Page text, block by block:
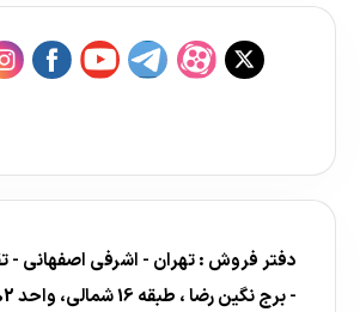
دفتر فروش : تهران - اشرفی اصفهانی -
- برج نگین رضا ، طبقه 16 شمالی، واحد 1602